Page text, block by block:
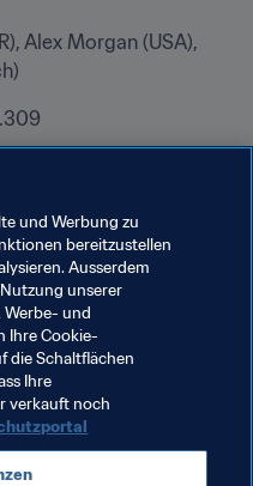
Alex Morgan (USA),
Brazil Canada
DR England
DPR Korea
Nigeria Norway
OFC
und Werbung zu
bereitzustellen
Ausserdem
unserer
Werbe- und
Ihre Cookie-
die Schaltflächen
Ihre
verkauft noch